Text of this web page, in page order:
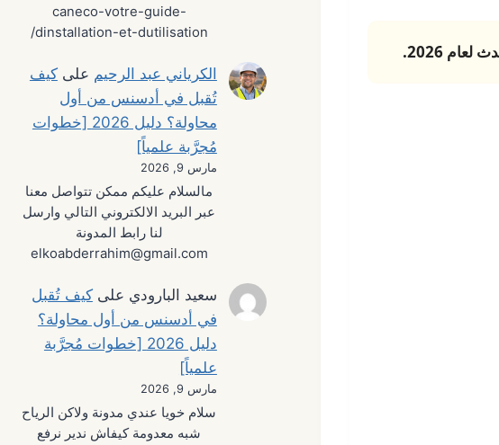
caneco-votre-guide-
dinstallation-et-dutilisation/
الكرياني عبد الرحيم علىكيف
تُقبل في أدسنس من أول
محاولة؟ دليل 2026 [خطوات
مُجرَّبة علمياً]
مارس 9, 2026
مالسلام عليكم ممكن تتواصل معنا
عبر البريد الالكتروني التالي وارسل
لنا رابط المدونة
elkoabderrahim@gmail.com
سعيد البارودي علىكيف تُقبل
في أدسنس من أول محاولة؟
دليل 2026 [خطوات مُجرَّبة
علمياً]
مارس 9, 2026
سلام خويا عندي مدونة ولاكن الرياح
شبه معدومة كيفاش ندير نرفع